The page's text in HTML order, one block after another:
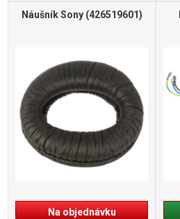
Náušník Sony (426519601)
Na objednávku